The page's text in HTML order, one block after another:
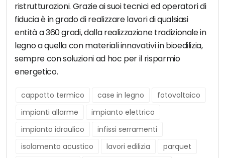
ristrutturazioni. Grazie ai suoi tecnici ed operatori di
fiducia è in grado di realizzare lavori di qualsiasi
entità a 360 gradi, dalla realizzazione tradizionale in
legno a quella con materiali innovativi in bioedilizia,
sempre con soluzioni ad hoc per il risparmio
energetico.
cappotto termico case in legno
fotovoltaico
impianti allarme
impianto elettrico
impianto idraulico
infissi serramenti
isolamento acustico
lavori edilizia
parquet